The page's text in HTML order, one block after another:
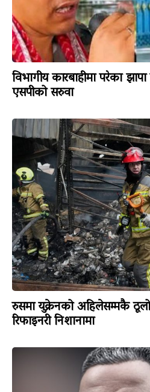
विभागीय कारबाहीमा परेका
एसपीको सरुवा
रुसमा युक्रेनको अहिलेसम्मकै
रिफाइनरी निशानामा